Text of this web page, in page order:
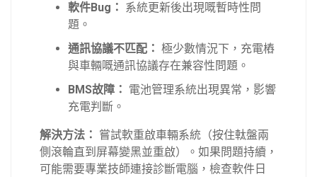
軟件Bug： 系統更新後出現嘅暫時性問
題。
通訊協議不匹配： 極少數情況下，充電樁
與車輛嘅通訊協議存在兼容性問題。
BMS故障： 電池管理系統出現異常，影響
充電判斷。
解決方法： 嘗試軟重啟車輛系統（按住軚盤兩
側滾輪直到屏幕變黑並重啟）。如果問題持續，
可能需要專業技師連接診斷電腦，檢查軟件日